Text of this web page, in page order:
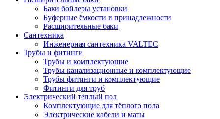
Баки бойлеры установки
Буферные ёмкости и принадлежности
Расширительные баки
Сантехника
Инженерная сантехника VALTEC
Трубы и фитинги
Трубы и комплектующие
Трубы канализационные и комплектующие
Трубы фитинги и комплектующие
Фитинги для труб
Электрический тёплый пол
Комплектующие для тёплого пола
Электрические кабели и маты